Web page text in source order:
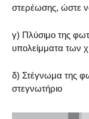
στερέωσης, ώστε
γ) Πλύσιμο της
υπολείμματα των
δ) Στέγνωμα της
στεγνωτήριο